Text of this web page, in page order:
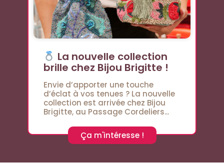
La nouvelle collection
brille chez Bijou Brigitte !
Envie d’apporter une touche
d’éclat à vos tenues ? La nouvelle
collection est arrivée chez Bijou
Brigitte, au Passage Cordeliers...
Ça m'intéresse !